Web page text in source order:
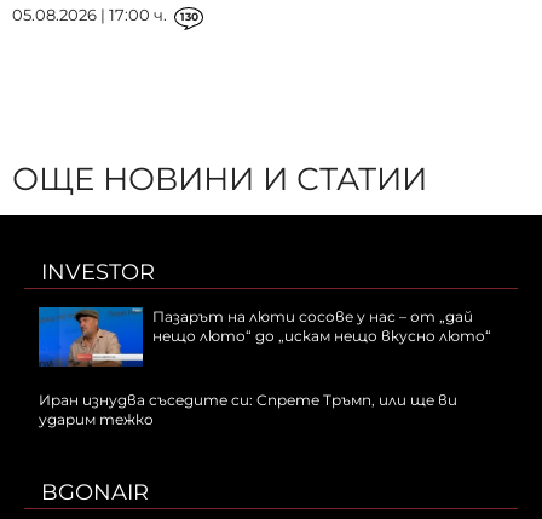
05.08.2026 | 17:00 ч. 130
ОЩЕ НОВИНИ И СТАТИИ
INVESTOR
Пазарът на люти сосове у нас – от „дай
нещо люто“ до „искам нещо вкусно люто“
Иран изнудва съседите си: Спрете Тръмп, или ще ви
ударим тежко
BGONAIR